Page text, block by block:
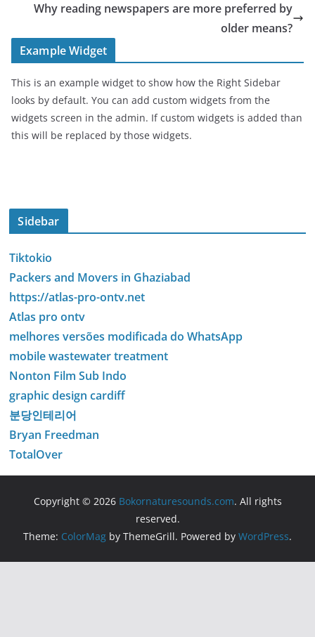
Why reading newspapers are more preferred by
older means?
Example Widget
This is an example widget to show how the Right Sidebar
looks by default. You can add custom widgets from the
widgets screen in the admin. If custom widgets is added than
this will be replaced by those widgets.
Sidebar
Tiktokio
Packers and Movers in Ghaziabad
https://atlas-pro-ontv.net
Atlas pro ontv
melhores versões modificada do WhatsApp
mobile wastewater treatment
Nonton Film Sub Indo
graphic design cardiff
분당인테리어
Bryan Freedman
TotalOver
Copyright © 2026 Bokornaturesounds.com. All rights
reserved.
Theme: ColorMag by ThemeGrill. Powered by WordPress.